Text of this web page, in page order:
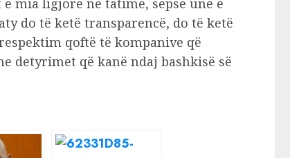
mia ligjore në tatime, sepse unë e
do të ketë transparencë, do të ketë
qoftë të kompanive që
detyrimet që kanë ndaj bashkisë së